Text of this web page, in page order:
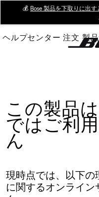
Main
💰 Bose 製品を下取りに出
ヘルプセンター 注文 製
この製品
ではご利
ん
現時点では、以下の
に関するオンライ